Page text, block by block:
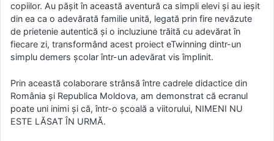
copiilor. Au pășit în această aventură ca simpli elevi și au ieșit
din ea ca o adevărată familie unită, legată prin fire nevăzute
de prietenie autentică și o incluziune trăită cu adevărat în
fiecare zi, transformând acest proiect eTwinning dintr-un
simplu demers școlar într-un adevărat vis împlinit.
Prin această colaborare strânsă între cadrele didactice din
România și Republica Moldova, am demonstrat că ecranul
poate uni inimi și că, într-o școală a viitorului, NIMENI NU
ESTE LĂSAT ÎN URMĂ.